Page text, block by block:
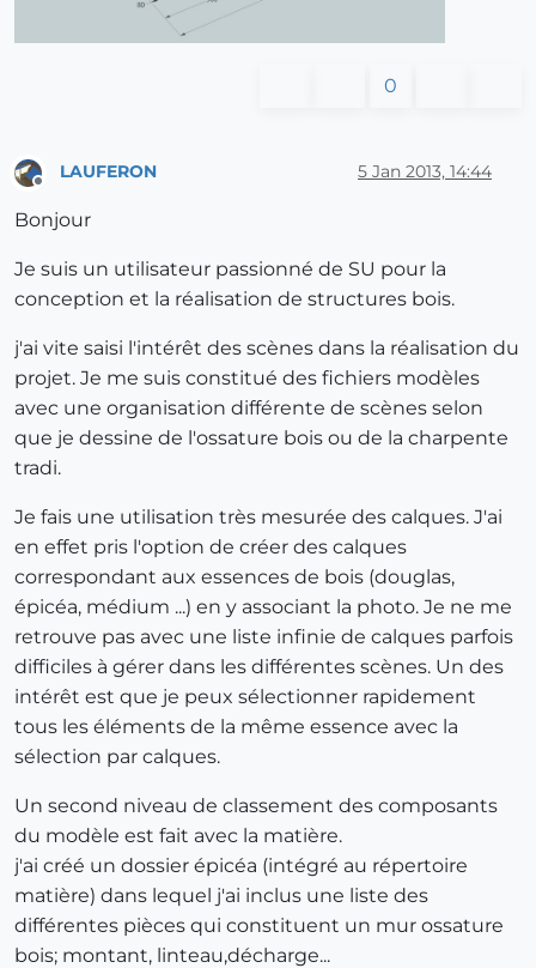
0
Offline
LAUFERON 5 Jan 2013, 14:44
Bonjour
Je suis un utilisateur passionné de SU pour la
conception et la réalisation de structures bois.
j'ai vite saisi l'intérêt des scènes dans la réalisation du
projet. Je me suis constitué des fichiers modèles
avec une organisation différente de scènes selon
que je dessine de l'ossature bois ou de la charpente
tradi.
Je fais une utilisation très mesurée des calques. J'ai
en effet pris l'option de créer des calques
correspondant aux essences de bois (douglas,
épicéa, médium ...) en y associant la photo. Je ne me
retrouve pas avec une liste infinie de calques parfois
difficiles à gérer dans les différentes scènes. Un des
intérêt est que je peux sélectionner rapidement
tous les éléments de la même essence avec la
sélection par calques.
Un second niveau de classement des composants
du modèle est fait avec la matière.
j'ai créé un dossier épicéa (intégré au répertoire
matière) dans lequel j'ai inclus une liste des
différentes pièces qui constituent un mur ossature
bois; montant, linteau,décharge...